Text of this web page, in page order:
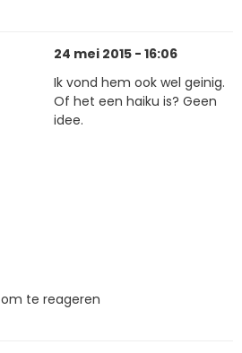
24 mei 2015 - 16:06
Ik vond hem ook wel geinig.
Of het een haiku is? Geen
idee.
om te reageren